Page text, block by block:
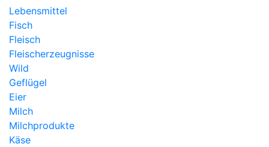
Lebensmittel
Fisch
Fleisch
Fleischerzeugnisse
Wild
Geflügel
Eier
Milch
Milchprodukte
Käse